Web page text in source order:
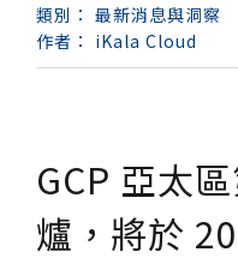
類別： 最新消息與洞察
作者： iKala Cloud
GCP 亞太
爐，將於